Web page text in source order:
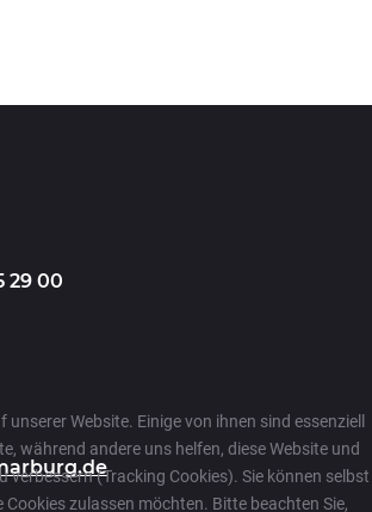
29 00
unserer Website. Einige von ihnen sind essenziell
während andere uns helfen, diese Website und
verbessern (Tracking Cookies). Sie können selbst
Cookies zulassen möchten. Bitte beachten Sie,